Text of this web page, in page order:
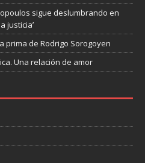
sigue deslumbrando en
justicia’
prima de Rodrigo Sorogoyen
Una relación de amor